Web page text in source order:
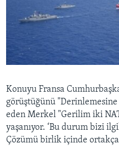
Konuyu Fransa
görüştüğünü
eden Merkel "Gerilim iki
yaşanıyor. ‘Bu durum bizi
Çözümü birlik içinde